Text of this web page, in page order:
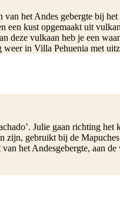
het Andes gebergte bij
kust opgemaakt uit
deze vulkaan heb je een
weer in Villa Pehuenia met
Julie gaan richting
zijn, gebruikt bij de
het Andesgebergte, aan